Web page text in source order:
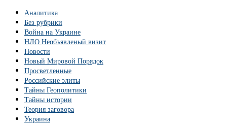
Аналитика
Без рубрики
Война на Украине
НЛО Необъявленый визит
Новости
Новый Мировой Порядок
Просветленные
Российские элиты
Тайны Геополитики
Тайны истории
Теория заговора
Украина